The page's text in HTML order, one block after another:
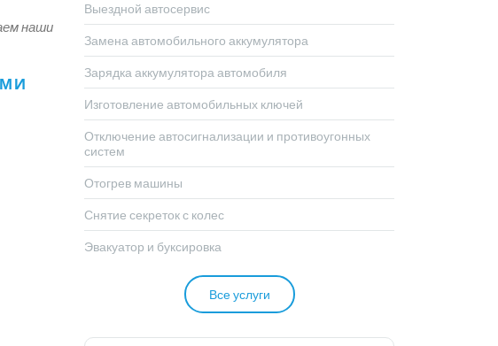
наши
Выездной автосервис
Замена автомобильного аккумулятора
Зарядка аккумулятора автомобиля
Изготовление автомобильных ключей
Отключение автосигнализации и противоугонных
систем
Отогрев машины
Снятие секреток с колес
Эвакуатор и буксировка
Все услуги